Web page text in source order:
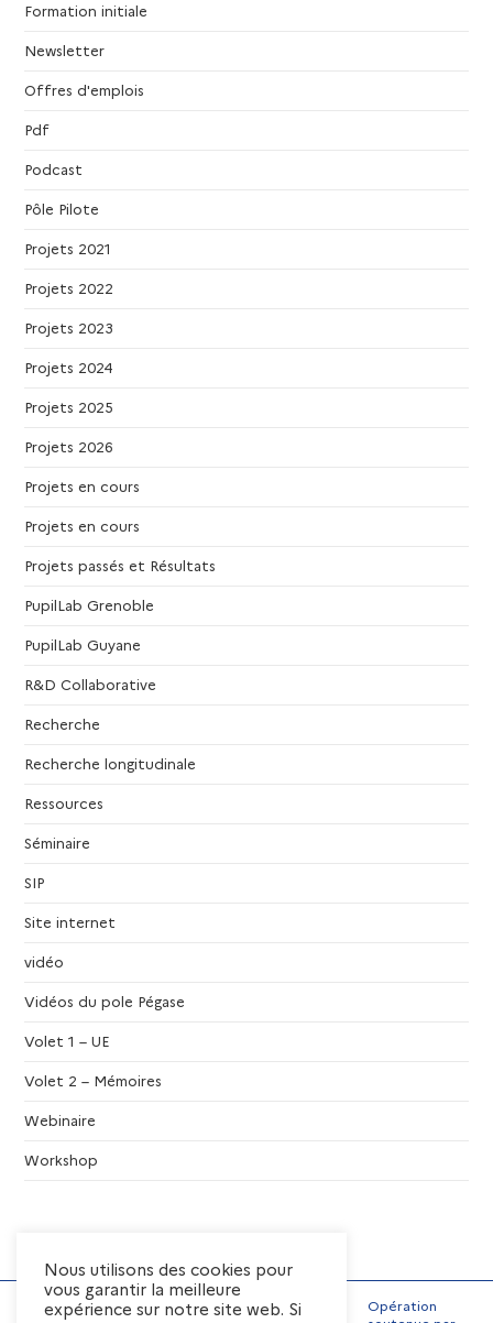
Formation initiale
Newsletter
Offres d'emplois
Pdf
Podcast
Pôle Pilote
Projets 2021
Projets 2022
Projets 2023
Projets 2024
Projets 2025
Projets 2026
Projets en cours
Projets en cours
Projets passés et Résultats
PupilLab Grenoble
PupilLab Guyane
R&D Collaborative
Recherche
Recherche longitudinale
Ressources
Séminaire
SIP
Site internet
vidéo
Vidéos du pole Pégase
Volet 1 – UE
Volet 2 – Mémoires
Webinaire
Workshop
Opération
Nous utilisons des cookies pour
vous garantir la meilleure
expérience sur notre site web. Si